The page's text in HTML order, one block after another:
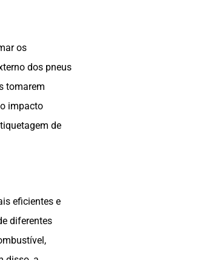
os
dos pneus
tomarem
impacto
de
eficientes e
diferentes